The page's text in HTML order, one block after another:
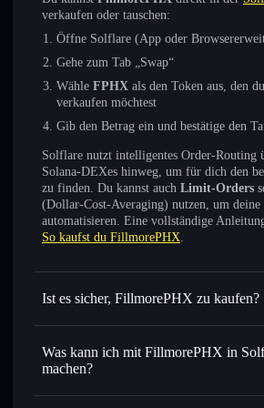
verkaufen oder tauschen:
Öffne Solflare (App oder
Gehe zum Tab „Swap“
Wähle FPHX als den Token aus, den
verkaufen möchtest
Gib den Betrag ein und bestätige den
Solflare nutzt intelligentes Order-Routing
Solana-DEXes hinweg, um für dich den
zu finden. Du kannst auch Limit-Orders
(Dollar-Cost-Averaging) nutzen, um deine
automatisieren. Eine vollständige
So kaufst du FillmorePHX.
Ist es sicher, FillmorePHX zu kaufen?
FillmorePHX verifizierter Token
Was kann ich mit FillmorePHX in
machen?
FillmorePHX
Solflare-Wallet